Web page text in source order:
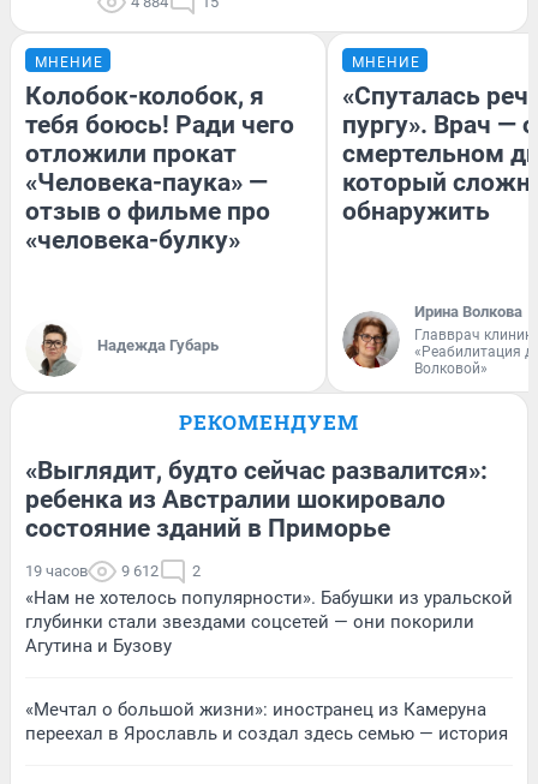
МНЕНИЕ
Колобок-колобок, я
тебя боюсь! Ради чего
отложили прокат
«Человека-паука» —
отзыв о фильме про
«человека-булку»
Надежда Губарь
МНЕНИЕ
«Спуталась
пургу». Врач — о
смертельном
который
обнаружить
Ирина Волкова
Главврач
«Реабилитация
Волковой»
РЕКОМЕНДУЕМ
«Выглядит, будто сейчас развалится»:
ребенка из Австралии шокировало
состояние зданий в Приморье
19 часов 9 612 2
«Нам не хотелось популярности». Бабушки из уральской
глубинки стали звездами соцсетей — они покорили
Агутина и Бузову
«Мечтал о большой жизни»: иностранец из Камеруна
переехал в Ярославль и создал здесь семью — история